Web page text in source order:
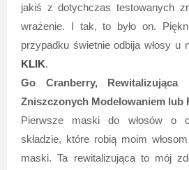
jakiś z dotychczas testowanych
wrażenie. I tak, to było on.
przypadku świetnie odbija włosy u
KLIK.
Go Cranberry, Rewitalizująca
Zniszczonych Modelowaniem lub
Pierwsze maski do włosów o
składzie, które robią moim
maski. Ta rewitalizująca to mój